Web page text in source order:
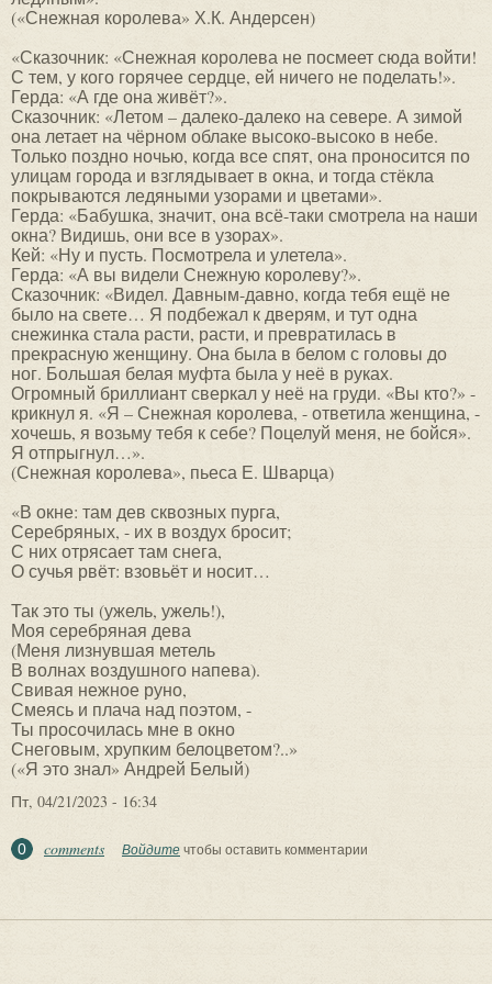
(«Снежная королева» Х.К. Андерсен)
«Сказочник: «Снежная королева не посмеет сюда войти!
С тем, у кого горячее сердце, ей ничего не поделать!».
Герда: «А где она живёт?».
Сказочник: «Летом – далеко-далеко на севере. А зимой
она летает на чёрном облаке высоко-высоко в небе.
Только поздно ночью, когда все спят, она проносится по
улицам города и взглядывает в окна, и тогда стёкла
покрываются ледяными узорами и цветами».
Герда: «Бабушка, значит, она всё-таки смотрела на наши
окна? Видишь, они все в узорах».
Кей: «Ну и пусть. Посмотрела и улетела».
Герда: «А вы видели Снежную королеву?».
Сказочник: «Видел. Давным-давно, когда тебя ещё не
было на свете… Я подбежал к дверям, и тут одна
снежинка стала расти, расти, и превратилась в
прекрасную женщину. Она была в белом с головы до
ног. Большая белая муфта была у неё в руках.
Огромный бриллиант сверкал у неё на груди. «Вы кто?» -
крикнул я. «Я – Снежная королева, - ответила женщина, -
хочешь, я возьму тебя к себе? Поцелуй меня, не бойся».
Я отпрыгнул…».
(Снежная королева», пьеса Е. Шварца)
«В окне: там дев сквозных пурга,
Серебряных, - их в воздух бросит;
С них отрясает там снега,
О сучья рвёт: взовьёт и носит…
Так это ты (ужель, ужель!),
Моя серебряная дева
(Меня лизнувшая метель
В волнах воздушного напева).
Свивая нежное руно,
Смеясь и плача над поэтом, -
Ты просочилась мне в окно
Снеговым, хрупким белоцветом?..»
(«Я это знал» Андрей Белый)
Пт, 04/21/2023 - 16:34
0 comments Войдитечтобы оставить комментарии